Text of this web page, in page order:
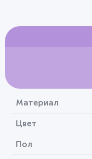
Материал
Цвет
Пол